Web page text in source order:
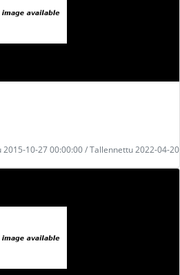
2015-10-27 00:00:00 / Tallennettu 2022-04-20